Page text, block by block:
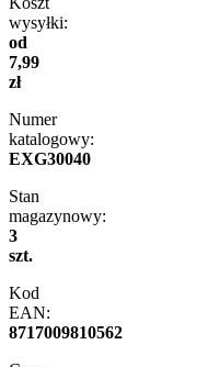
wysyłki:
od
7,99
zł
Numer
katalogowy:
EXG30040
Stan
magazynowy:
3
szt.
Kod
EAN:
8717009810562